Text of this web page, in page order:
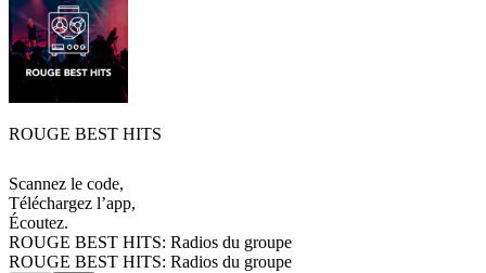
ROUGE BEST HITS
Scannez le code,
Téléchargez l’app,
Écoutez.
ROUGE BEST HITS: Radios du groupe
ROUGE BEST HITS: Radios du groupe